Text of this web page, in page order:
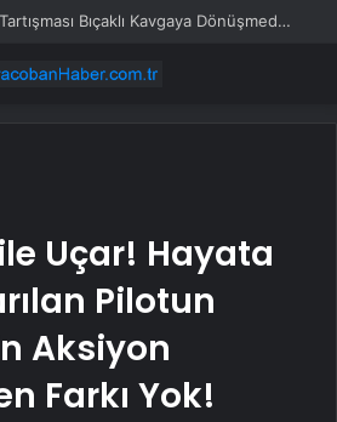
Bilecik’te Boşanma Tartışması Bıçaklı Kavgaya Dönüşmeden Önlenmiş
Uçar! Hayata
Pilotun
Aksiyon
Farkı Yok!